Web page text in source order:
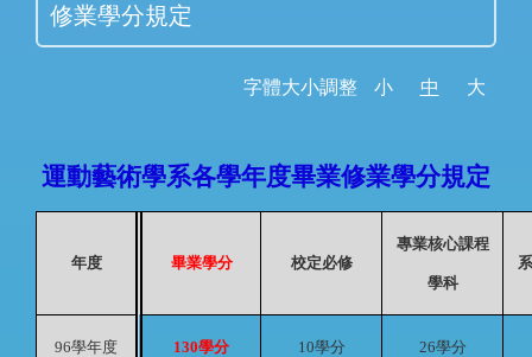
修業學分規定
字體大小調整 小 中 大
運動藝術學系各學年度畢業修業學分規定
年度 畢業學分 校定必修
專業核心課程
學科
96學年度 130學分 10學分 26學分